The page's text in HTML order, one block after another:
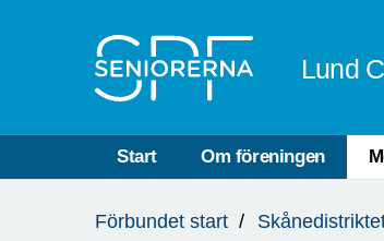
Lund
Start Om föreningen
är
Förbundet start